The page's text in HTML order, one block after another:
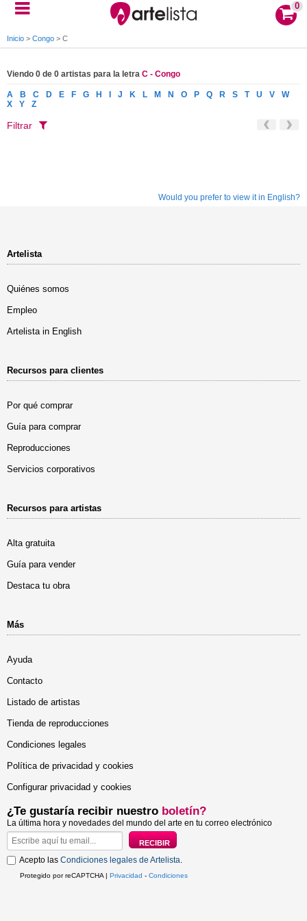
0
Inicio > Congo > C
Viendo 0 de 0 artistas para la letra C - Congo
A B C D E F G H J K L M N O P Q R S T U V
W
X
Y Z
Filtrar
Would you prefer to view it in English?
Artelista
Quiénes somos
Empleo
Artelista in English
Recursos para clientes
Por qué comprar
Guía para comprar
Reproducciones
Servicios corporativos
Recursos para artistas
Alta gratuita
Guía para vender
Destaca tu obra
Más
Ayuda
Contacto
Listado de artistas
Tienda de reproducciones
Condiciones legales
Política de privacidad y cookies
Configurar privacidad y cookies
¿Te gustaría recibir nuestro boletín?
La última hora y novedades del mundo del arte en tu correo electrónico
Acepto las Condiciones legales de Artelista.
Protegido por reCAPTCHA | Privacidad - Condiciones